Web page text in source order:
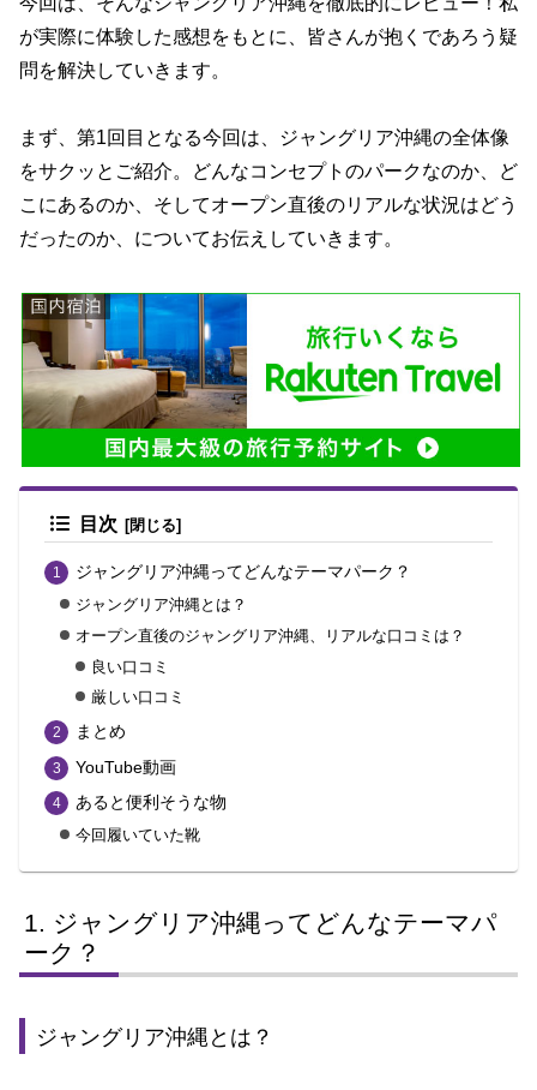
が実際に体験した感想をもとに、皆さんが抱くであろう疑
問を解決していきます。
まず、第1回目となる今回は、ジャングリア沖縄の全体像
をサクッとご紹介。どんなコンセプトのパークなのか、ど
こにあるのか、そしてオープン直後のリアルな状況はどう
だったのか、についてお伝えしていきます。
目次
ジャングリア沖縄ってどんなテーマパーク？
ジャングリア沖縄とは？
オープン直後のジャングリア沖縄、リアルな口コミは？
良い口コミ
厳しい口コミ
まとめ
YouTube動画
あると便利そうな物
今回履いていた靴
ジャングリア沖縄ってどんなテーマパ
ーク？
ジャングリア沖縄とは？